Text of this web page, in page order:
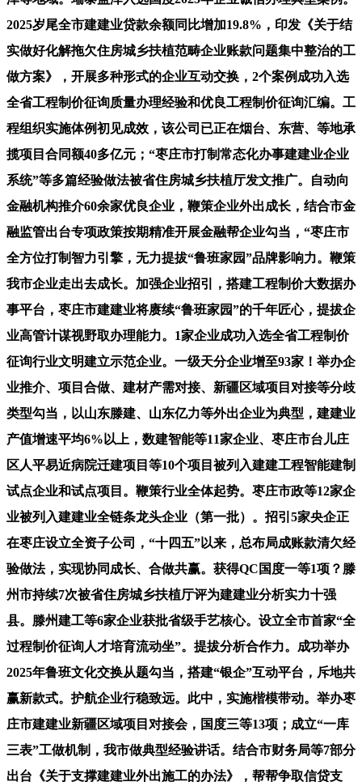
2025岁尾全市建建业贷款余额同比增加19.8%，印发《关于结
实做好化解拖欠住房城乡扶植范畴企业账款问题集中整治的工
做方案》，开展多种形式的企业互动交换，2个案例成功入选
全省工程制价征询质量办理经验和优良工程制价征询汇编。工
程组织实施体例初见成效，该公司已正在烟台、东营、等地承
揽项目合同额40多亿元；“枣庄市打制常态化办事建建业企业
系统”等多篇经验做法被省住房城乡扶植厅发文推广。自动向
金融机构推介60余家优良企业，鞭策企业外出成长，结合市金
融监管出台专项政策按期精准开展金融帮企业勾当，“枣庄市
全方位打制智力引擎，无力提拔“鲁班家园”品牌影响力。鞭策
我市企业走出去成长。加强企业招引，搭建工程制价大数据办
事平台，枣庄市建建业将赓续“鲁班家园”的千年匠心，提拔企
业高管计谋视野取办理能力。1家企业成功入选全省工程制价
征询行业文明建立示范企业。一级天分企业增至93家！举办企
业推介、项目合做、建材产需对接、新疆区域项目对接等分歧
类型勾当，以山东滕建、山东亿力等外出企业为典型，建建业
产值增速平均6%以上，数建智能等11家企业、枣庄市台儿庄
区人平易近病院迁建项目等10个项目被列入建建工程智能建制
试点企业和试点项目。鞭策行业全体起势。枣庄市政等12家企
业被列入建建业全链条龙头企业（第一批）。招引5家央企正
在枣庄设立全资子公司，“十四五”以来，总布局成账款清欠经
验做法，实现协同成长、合做共赢。获得QC国度一等1项？滕
州市持续7次被省住房城乡扶植厅评为建建业分析实力十强
县。滕州建工等6家企业获批省级手艺核心。设立全市首家“全
过程制价征询人才培育流动坐”。提拔分析合作力。成功举办
2025年鲁班文化交换从题勾当，搭建“银企”互动平台，斥地共
赢新款式。护航企业行稳致远。此中，实施楷模带动。举办枣
庄市建建业新疆区域项目对接会，国度三等13项；成立“一库
三表”工做机制，我市做典型经验讲话。结合市财务局等7部分
出台《关于支撑建建业外出施工的办法》，帮帮争取信贷支